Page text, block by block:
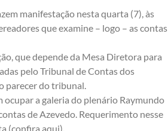
manifestação nesta quarta (7), às
que examine – logo – as contas
que depende da Mesa Diretora para
pelo Tribunal de Contas dos
parecer do tribunal.
ocupar a galeria do plenário Raymundo
de Azevedo. Requerimento nesse
(confira aqui).